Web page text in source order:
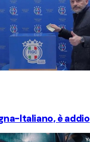
Italiano, è addio